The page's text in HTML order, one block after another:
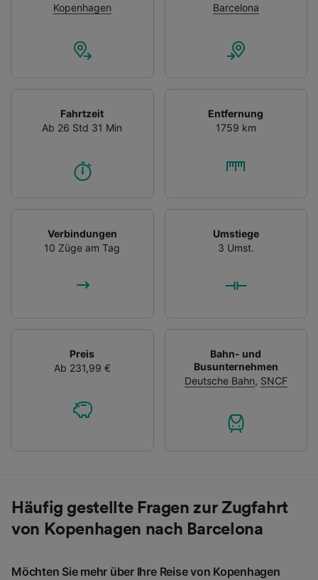
Kopenhagen
Barcelona
Fahrtzeit
Ab 26 Std 31 Min
Entfernung
1759 km
Verbindungen
10 Züge am Tag
Umstiege
3 Umst.
Preis
Ab 231,99 €
Bahn- und
Busunternehmen
Deutsche Bahn, SNCF
Häufig gestellte Fragen zur Zugfahrt
von Kopenhagen nach Barcelona
Möchten Sie mehr über Ihre Reise von Kopenhagen